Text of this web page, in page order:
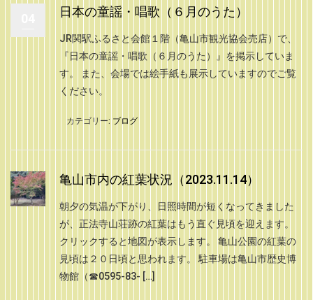
日本の童謡・唱歌（６月のうた）
JR関駅ふるさと会館１階（亀山市観光協会売店）で、
『日本の童謡・唱歌（６月のうた）』を掲示していま
す。 また、会場では絵手紙も展示していますのでご覧
ください。
カテゴリー: ブログ
亀山市内の紅葉状況（2023.11.14）
朝夕の気温が下がり、日照時間が短くなってきました
が、正法寺山荘跡の紅葉はもう直ぐ見頃を迎えます。
クリックすると地図が表示します。 亀山公園の紅葉の
見頃は２０日頃と思われます。 駐車場は亀山市歴史博
物館（☎0595-83- […]